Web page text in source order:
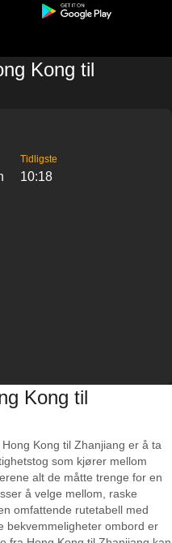
Kong til
Tidligste
10:18
Kong til
Kong til Zhanjiang er å ta
som kjører mellom
alt de måtte trenge for en
å velge mellom, raske
omfattende rutetabell med
bekvemmeligheter ombord er